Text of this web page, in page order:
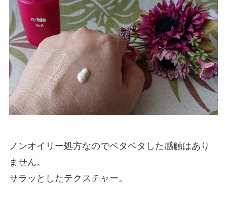
ノンオイリー処方なのでベタベタした感触はあり
ません。
サラッとしたテクスチャー。